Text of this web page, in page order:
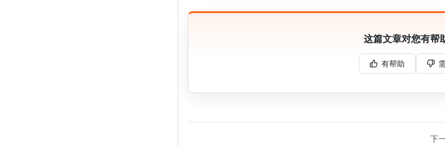
这篇文章对您有帮
有帮助
下